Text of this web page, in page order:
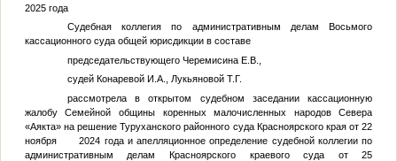
2025 года
Судебная коллегия по административным делам Восьмого
кассационного суда общей юрисдикции в составе
председательствующего Черемисина Е.В.,
судей Конаревой И.А., Лукьяновой Т.Г.
рассмотрела в открытом судебном заседании кассационную
жалобу Семейной общины коренных малочисленных народов Севера
«Аякта» на решение Туруханского районного суда Красноярского края от 22
ноября 2024 года и апелляционное определение судебной коллегии по
административным делам Красноярского краевого суда от 25